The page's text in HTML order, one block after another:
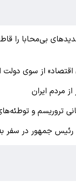
بی‌محابا را
از سوی دولت
مردم ایران
تروریسم و
رئیس‌ جمهور در سفر